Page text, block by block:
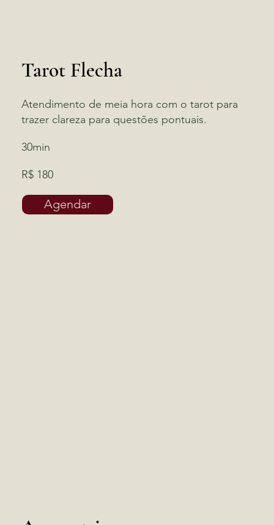
Tarot Flecha
Atendimento de meia hora com o tarot para
trazer clareza para questões pontuais.
30min
R$ 180
Agendar